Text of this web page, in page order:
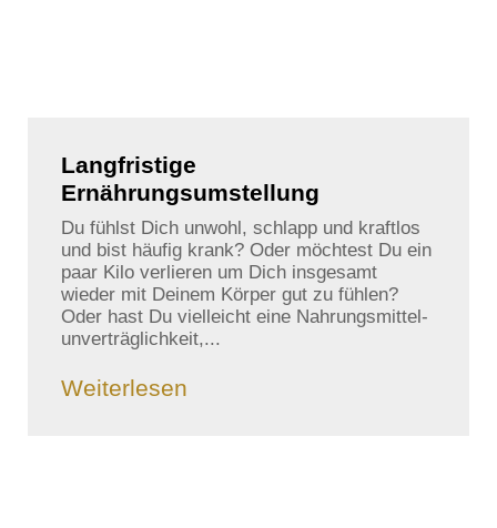
Langfristige
Ernährungsumstellung
Du fühlst Dich unwohl, schlapp und kraftlos
und bist häufig krank? Oder möchtest Du ein
paar Kilo verlieren um Dich insgesamt
wieder mit Deinem Körper gut zu fühlen?
Oder hast Du vielleicht eine Nahrungsmittel­
unverträglichkeit,...
Weiterlesen